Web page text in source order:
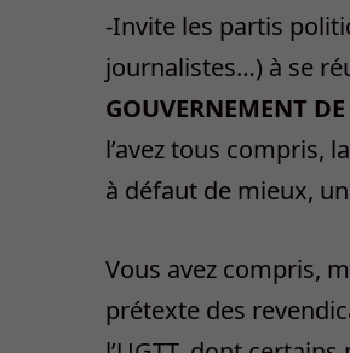
-Invite les partis
journalistes…) à se
GOUVERNEMENT
l’avez tous compris,
à défaut de mieux,
Vous avez compris,
prétexte des